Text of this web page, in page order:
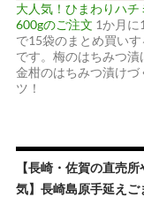
大人気！ひまわりハチ
600gのご注文 1か月に
で15袋のまとめ買い
です。梅のはちみつ漬
金柑のはちみつ漬けづ
ツ！
【長崎・佐賀の直売
気】長崎島原手延えご